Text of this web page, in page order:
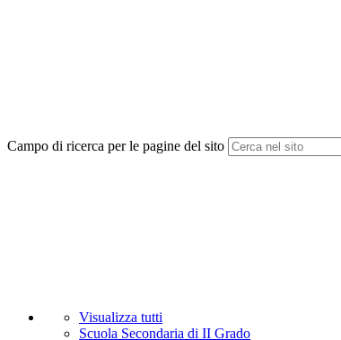
Campo di ricerca per le pagine del sito
Visualizza tutti
Scuola Secondaria di II Grado